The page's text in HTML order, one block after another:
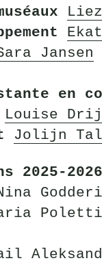
Jansen
en
Louise
Jolijn
2025-